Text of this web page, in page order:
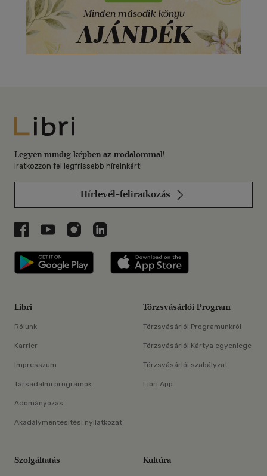
Libri
Legyen mindig képben az irodalommal!
Iratkozzon fel legfrissebb híreinkért!
Hírlevél-feliratkozás
Libri a Facebookon
Libri a Youtube-on
Libri az Instagramon
Libri a LinkedInen
Libri applikáció Szerezd meg: Google
Libri
Rólunk
Karrier
Impresszum
Társadalmi programok
Adományozás
Akadálymentesítési nyilatkozat
Törzsvásárlói Program
Törzsvásárlói Programunkról
Törzsvásárlói Kártya egyenlege
Törzsvásárlói szabályzat
Libri App
Szolgáltatás Kultúra